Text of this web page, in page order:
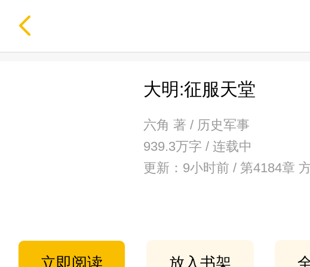
大明:征服天堂
六角 著 / 历史军事
939.3万字 / 连载中
更新：9小时前 / 第4184章
立即阅读 放入书架